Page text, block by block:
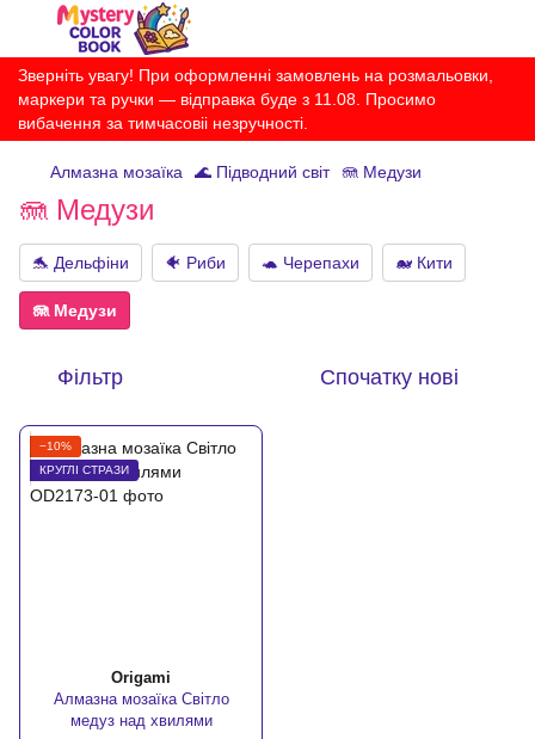
Зверніть увагу! При оформленні замовлень на розмальовки,
маркери та ручки — відправка буде з 11.08. Просимо
вибачення за тимчасовіі незручності.
Алмазна мозаїка 🌊 Підводний світ 🪼 Медузи
🪼 Медузи
🐬 Дельфіни 🐠 Риби 🐢 Черепахи 🐋 Кити
🪼 Медузи
Фільтр Спочатку нові
−10%
КРУГЛІ СТРАЗИ
Origami
Алмазна мозаїка Світло
медуз над хвилями